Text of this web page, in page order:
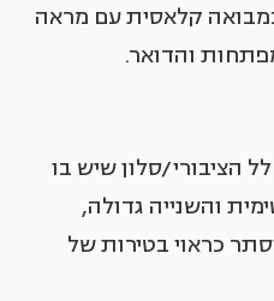
קלאסית עם מראה
והדואר.
הציבורי/סלון שיש בו
והשנייה גדולה,
כראוי בטירות של